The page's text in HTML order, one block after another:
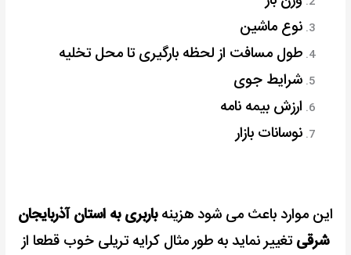
نوع ماشین
طول مسافت از لحظه بارگیری تا محل تخلیه
شرایط جوی
ارزش بیمه نامه
نوسانات بازار
این موارد باعث می شود هزینهباربری به استان آذربایجان
شرقیتغییر نماید به طور مثال کرایه تریلی خوب قطعا از